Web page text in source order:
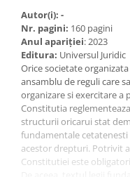
Autor(i): -
Nr. pagini: 160 pagini
Anul apariţiei: 2023
Editura: Universul Juridic
Orice societate
ansamblu de reguli care
organizare si exercitare a
Constitutia
structurii oricarui stat
fundamentale cetatenesti
acestor drepturi. Potrivit
Constitutiei este